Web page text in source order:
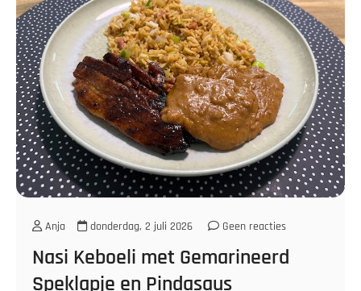
Anja donderdag, 2 juli 2026 Geen reacties
Nasi Keboeli met Gemarineerd
Speklapje en Pindasaus